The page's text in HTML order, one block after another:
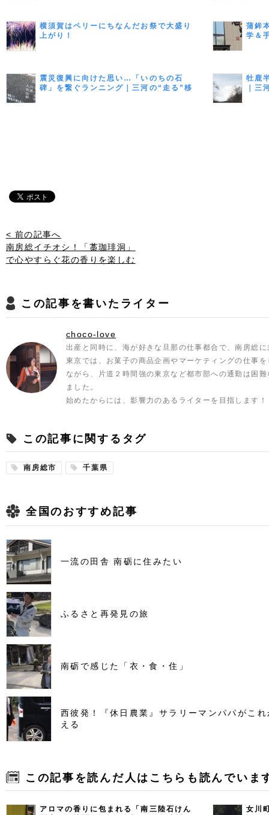
横須賀はペリーにちなんだお祭で大盛り
上がり！
蒲鉾
学＆
震災復興に向けた思い…「いのちの石
碑」を繋ぐランニング｜三河の“走る”移
牡鹿
｜三
< 前の記事へ
南房総イチオシ！「藁珈琲洞」
で心やすらぐ花の香りを楽しむ
この記事を書いたライター
choco-love
出産と同時に、海が好きな旦那の仕事都合で、南房総
東京では、お菓子の商品企画やマーケティングの仕事
ながら、片道２時間強の東京など都市部への通勤は困
ました。
始めたからには、影響力のあるライターを目指します！
この記事に関するタグ
南房総市 千葉県
全国のおすすめ記事
一流の田舎 南砺に住みたい
ふるさと再発見の旅
南砺で感じた「衣・食・住」
西彼発！『休日農業』サラリーマンパパがこ
える
この記事を読んだ人はこちらも読んでいま
アロマの香りに包まれる「南三陸石けん
女川